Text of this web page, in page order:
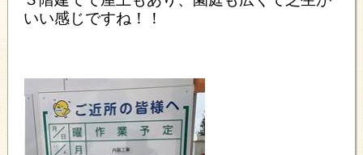
いい感じですね！！